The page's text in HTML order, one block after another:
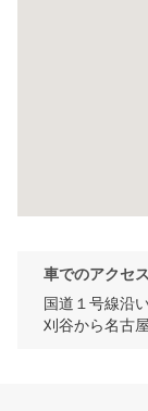
車でのアクセス
国道１号線沿
刈谷から名古